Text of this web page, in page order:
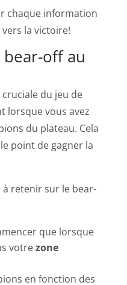
chaque information
la victoire!
bear-off au
du jeu de
lorsque vous avez
du plateau. Cela
point de gagner la
retenir sur le bear-
que lorsque
votrezone
en fonction des